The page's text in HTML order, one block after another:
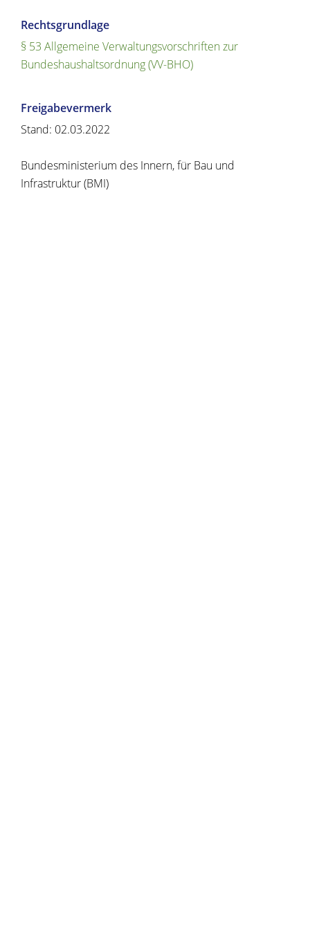
Rechtsgrundlage
§ 53 Allgemeine Verwaltungsvorschriften zur
Bundeshaushaltsordnung (VV-BHO)
Freigabevermerk
Stand: 02.03.2022
Bundesministerium des Innern, für Bau und
Infrastruktur (BMI)